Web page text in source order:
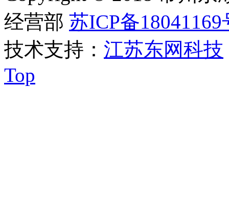
经营部 苏ICP备18041169
技术支持： 江苏东网科技
Top